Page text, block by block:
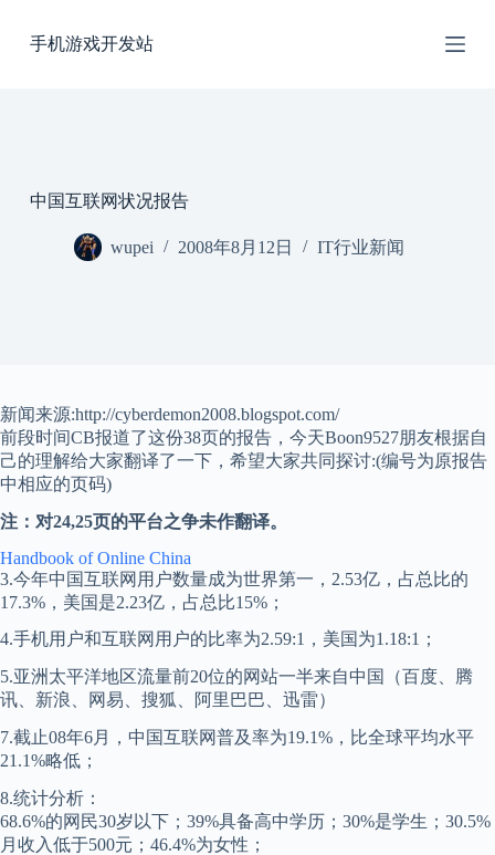
过
手机游戏开发站
中国互联网状况报告
wupei 2008年8月12日 IT行业新闻
新闻来源:http://cyberdemon2008.blogspot.com/
前段时间CB报道了这份38页的报告，今天Boon9527朋友根据自
己的理解给大家翻译了一下，希望大家共同探讨:(编号为原报告
中相应的页码)
注：对24,25页的平台之争未作翻译。
Handbook of Online China
3.今年中国互联网用户数量成为世界第一，2.53亿，占总比的
17.3%，美国是2.23亿，占总比15%；
4.手机用户和互联网用户的比率为2.59:1，美国为1.18:1；
5.亚洲太平洋地区流量前20位的网站一半来自中国（百度、腾
讯、新浪、网易、搜狐、阿里巴巴、迅雷）
7.截止08年6月，中国互联网普及率为19.1%，比全球平均水平
21.1%略低；
8.统计分析：
68.6%的网民30岁以下；39%具备高中学历；30%是学生；30.5%
月收入低于500元；46.4%为女性；